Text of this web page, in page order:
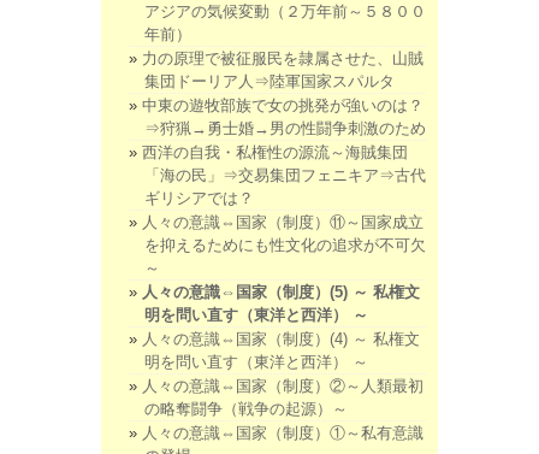
アジアの気候変動（２万年前～５８００
年前）
力の原理で被征服民を隷属させた、山賊
集団ドーリア人⇒陸軍国家スパルタ
中東の遊牧部族で女の挑発が強いのは？
⇒狩猟→勇士婚→男の性闘争刺激のため
西洋の自我・私権性の源流～海賊集団
「海の民」⇒交易集団フェニキア⇒古代
ギリシアでは？
人々の意識⇔国家（制度）⑪～国家成立
を抑えるためにも性文化の追求が不可欠
～
人々の意識⇔国家（制度）(5) ～ 私権文
明を問い直す（東洋と西洋） ～
人々の意識⇔国家（制度）(4) ～ 私権文
明を問い直す（東洋と西洋） ～
人々の意識⇔国家（制度）②～人類最初
の略奪闘争（戦争の起源）～
人々の意識⇔国家（制度）①～私有意識